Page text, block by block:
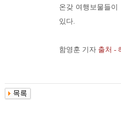
온갖 여행보물들
있다.
함영훈 기자 출처 -